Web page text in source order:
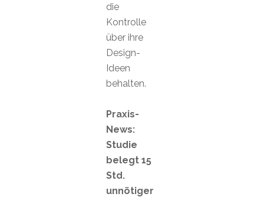
die
Kontrolle
über ihre
Design-
Ideen
behalten.
Praxis-
News:
Studie
belegt 15
Std.
unnötiger